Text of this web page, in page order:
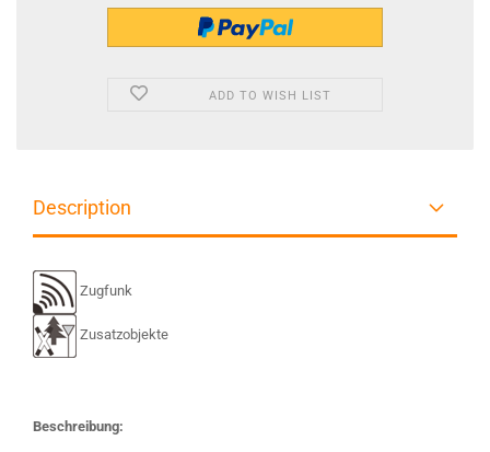
ADD TO WISH LIST
Description
Zugfunk
Zusatzobjekte
Beschreibung: